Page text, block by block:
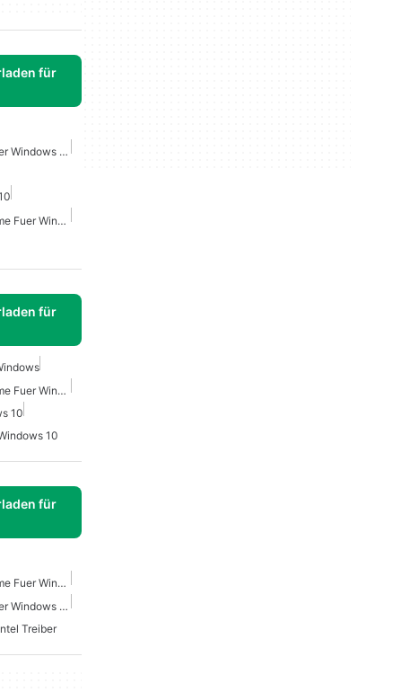
für
Treiber Herunterladen Fuer Windows 10
Windows Dienstprogramme Fuer Windows 10
für
Windows Dienstprogramme Fuer Windows 10
10
10
für
Windows Dienstprogramme Fuer Windows 10
Treiber Herunterladen Fuer Windows 10
Treiber